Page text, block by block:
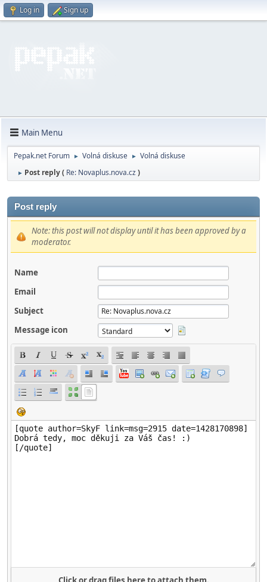
Log in Sign up
Main Menu
Pepak.net Forum ► Volná diskuse ► Volná diskuse
► Post reply ( Re: Novaplus.nova.cz)
Post reply
Note: this post will not display until it has been approved by a
moderator.
Name
Email
Subject
Message icon